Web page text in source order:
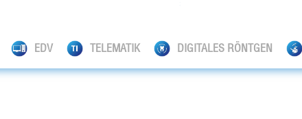
EDV TELEMATIK DIGITALES RÖNTGEN